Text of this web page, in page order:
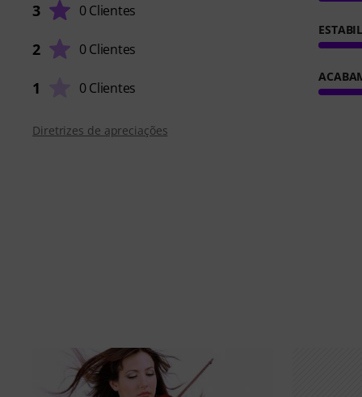
3 0 Clientes
2 0 Clientes
1 0 Clientes
Diretrizes de apreciações